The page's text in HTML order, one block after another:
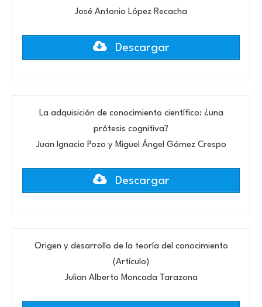
José Antonio López Recacha
Descargar
La adquisición de conocimiento científico: ¿una
prótesis cognitiva?
Juan Ignacio Pozo y Miguel Ángel Gómez Crespo
Descargar
Origen y desarrollo de la teoría del conocimiento
(Artículo)
Julian Alberto Moncada Tarazona